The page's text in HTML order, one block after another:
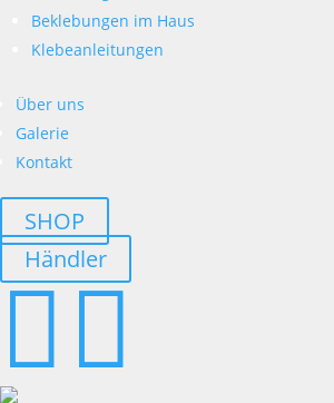
Beklebungen im Haus
Klebeanleitungen
Über uns
Galerie
Kontakt
SHOP
Händler
 